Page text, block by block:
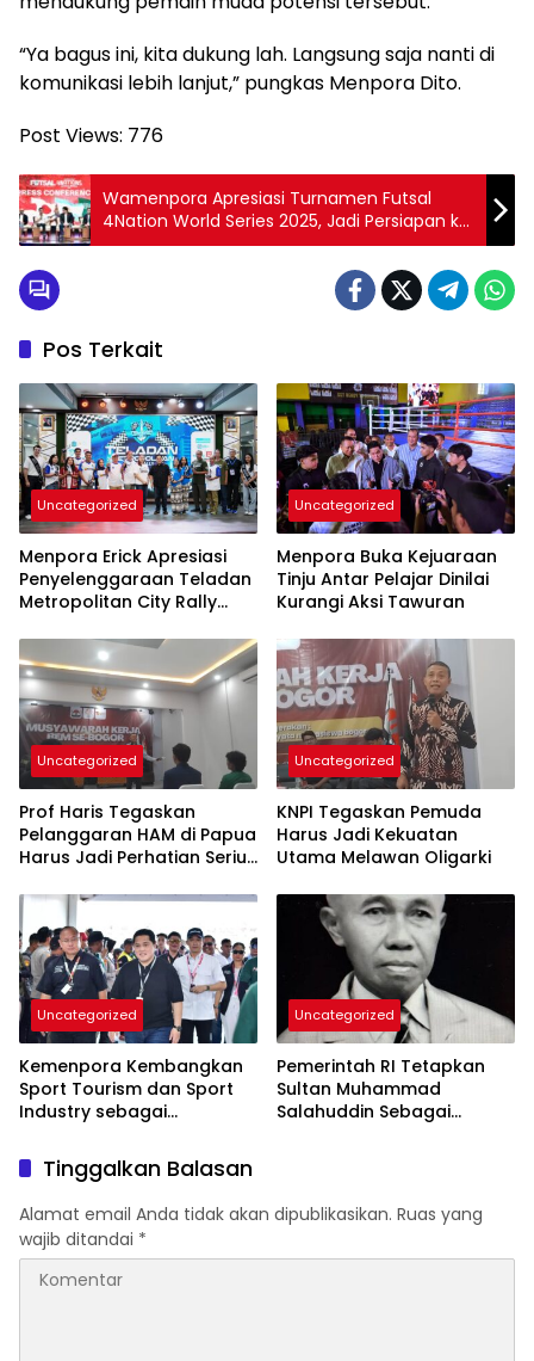
“Ya bagus ini, kita dukung lah. Langsung saja nanti di
komunikasi lebih lanjut,” pungkas Menpora Dito.
Post Views: 776
Wamenpora Apresiasi Turnamen Futsal
4Nation World Series 2025, Jadi Persiapan ke
Piala Asia Futsal 2026
Pos Terkait
Uncategorized
Menpora Erick Apresiasi
Penyelenggaraan Teladan
Metropolitan City Rally
Uncategorized
Menpora Buka Kejuaraan
Tinju Antar Pelajar Dinilai
Kurangi Aksi Tawuran
Uncategorized
Prof Haris Tegaskan
Pelanggaran HAM di Papua
Harus Jadi Perhatian Serius
Uncategorized
KNPI Tegaskan Pemuda
Harus Jadi Kekuatan
Utama Melawan Oligarki
Uncategorized
Kemenpora Kembangkan
Sport Tourism dan Sport
Industry sebagai
Uncategorized
Pemerintah RI Tetapkan
Sultan Muhammad
Salahuddin Sebagai
Tinggalkan Balasan
Alamat email Anda tidak akan dipublikasikan. Ruas yang
wajib ditandai *